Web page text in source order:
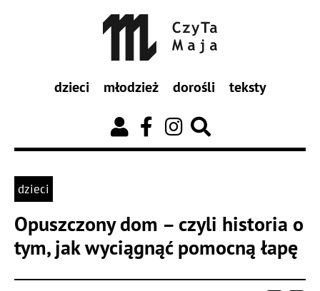
dzieci młodzież dorośli teksty
dzieci
Opuszczony dom – czyli historia o
tym, jak wyciągnąć pomocną łapę